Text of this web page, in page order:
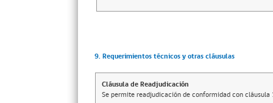
9. Requerimientos técnicos y otras cláusulas
Cláusula de Readjudicación
Se permite readjudicación de conformidad con cláusula